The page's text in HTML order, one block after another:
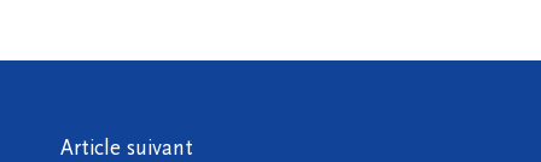
Article suivant